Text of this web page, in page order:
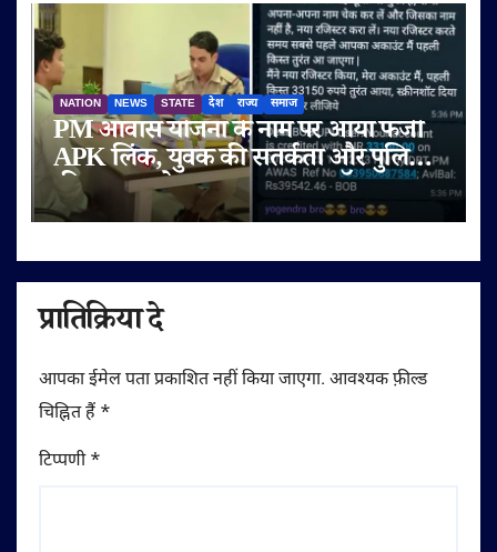
NATION NEWS STATE देश राज्य समाज
PM आवास योजना के नाम पर आया फर्जी
APK लिंक, युवक की सतर्कता और पुलिस
की तत्परता से टला बड़ा साइबर फ्रॉड
प्रातिक्रिया दे
आपका ईमेल पता प्रकाशित नहीं किया जाएगा. आवश्यक फ़ील्ड
चिह्नित हैं *
टिप्पणी*